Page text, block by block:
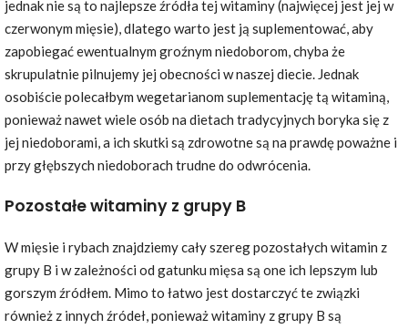
jednak nie są to najlepsze źródła tej witaminy (najwięcej jest jej w
czerwonym mięsie), dlatego warto jest ją suplementować, aby
zapobiegać ewentualnym groźnym niedoborom, chyba że
skrupulatnie pilnujemy jej obecności w naszej diecie. Jednak
osobiście polecałbym wegetarianom suplementację tą witaminą,
ponieważ nawet wiele osób na dietach tradycyjnych boryka się z
jej niedoborami, a ich skutki są zdrowotne są na prawdę poważne i
przy głębszych niedoborach trudne do odwrócenia.
Pozostałe witaminy z grupy B
W mięsie i rybach znajdziemy cały szereg pozostałych witamin z
grupy B i w zależności od gatunku mięsa są one ich lepszym lub
gorszym źródłem. Mimo to łatwo jest dostarczyć te związki
również z innych źródeł, ponieważ witaminy z grupy B są